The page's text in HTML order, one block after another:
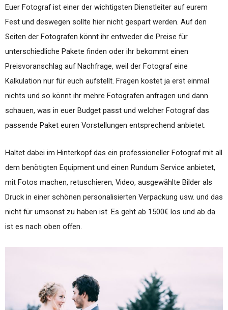
Euer Fotograf ist einer der wichtigsten Dienstleiter auf eurem
Fest und deswegen sollte hier nicht gespart werden. Auf den
Seiten der Fotografen könnt ihr entweder die Preise für
unterschiedliche Pakete finden oder ihr bekommt einen
Preisvoranschlag auf Nachfrage, weil der Fotograf eine
Kalkulation nur für euch aufstellt. Fragen kostet ja erst einmal
nichts und so könnt ihr mehre Fotografen anfragen und dann
schauen, was in euer Budget passt und welcher Fotograf das
passende Paket euren Vorstellungen entsprechend anbietet.
Haltet dabei im Hinterkopf das ein professioneller Fotograf mit all
dem benötigten Equipment und einen Rundum Service anbietet,
mit Fotos machen, retuschieren, Video, ausgewählte Bilder als
Druck in einer schönen personalisierten Verpackung usw. und das
nicht für umsonst zu haben ist. Es geht ab 1500€ los und ab da
ist es nach oben offen.